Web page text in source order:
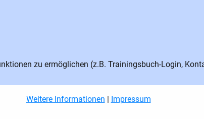
zu ermöglichen (z.B. Trainingsbuch-Login,
Weitere Informationen | Impressum